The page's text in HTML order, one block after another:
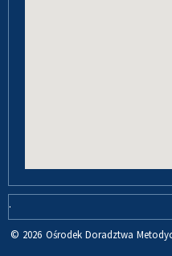
.
© 2026 Ośrodek Doradztwa